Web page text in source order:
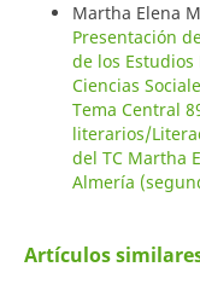
Martha Elena
Presentación
de los Estudios
Ciencias
Tema Central
literarios/
del TC Martha
Almería
Artículos